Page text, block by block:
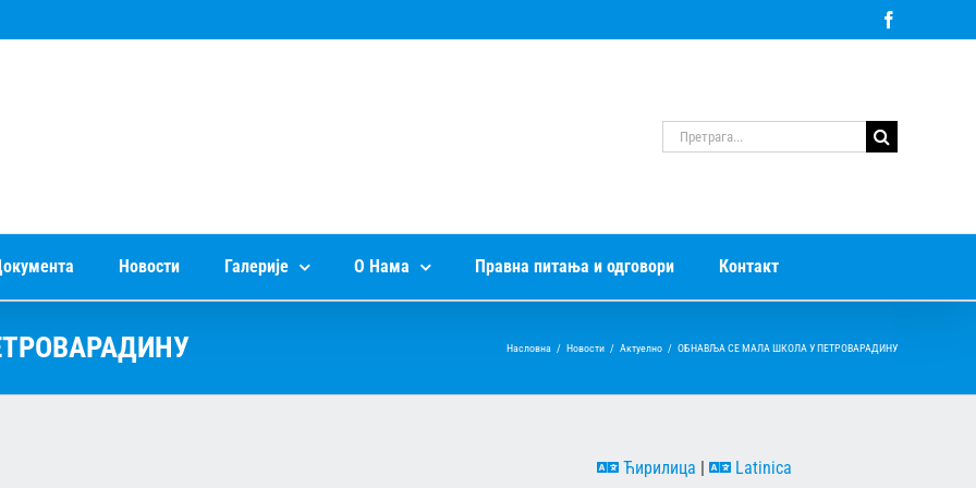
Претрага
за:
Новости Галерије О Нама Правна питања и одговори Контакт
Насловна / Новости / Актуелно / ОБНАВЉА СЕ МАЛА ШКОЛА У ПЕТРОВАРАДИНУ
Ћирилица Latinica